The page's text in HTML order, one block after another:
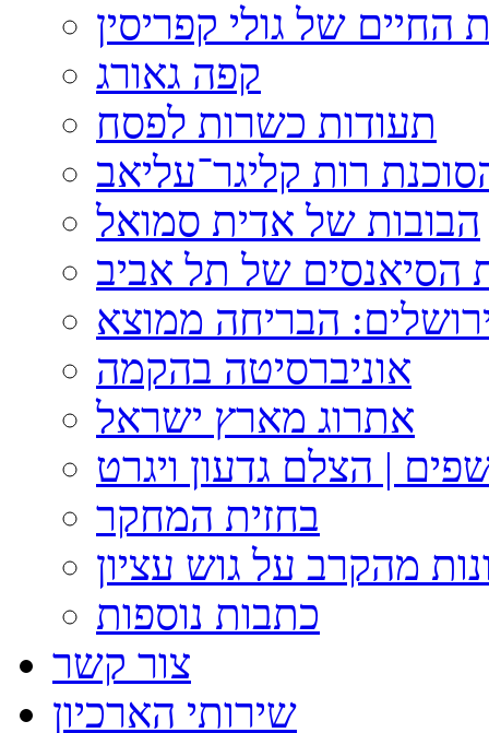
החיים של גולי קפריסין
קפה גאורג
תעודות כשרות לפסח
רות קליגר־עליאב
הבובות של אדית סמואל
של תל אביב
הבריחה ממוצא
אוניברסיטה בהקמה
אתרוג מארץ ישראל
| הצלם גדעון ויגרט
בחזית המחקר
מהקרב על גוש עציון
כתבות נוספות
צור קשר
שירותי הארכיון